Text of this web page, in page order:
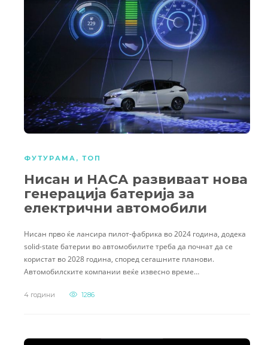
ФУТУРАМА , ТОП
Нисан и НАСА развиваат нова
генерација батерија за
електрични автомобили
Нисан прво ќе лансира пилот-фабрика во 2024 година, додека
solid-state батерии во автомобилите треба да почнат да се
користат во 2028 година, според сегашните планови.
Автомобилските компании веќе извесно време…
4 години 1286